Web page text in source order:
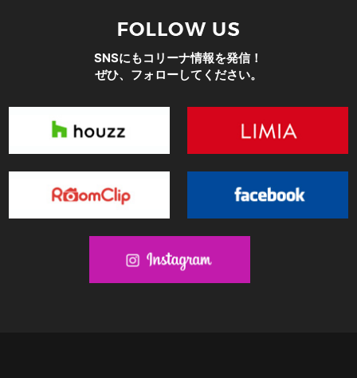
SNSにもコリーナ情報を発信！
ぜひ、フォローしてください。